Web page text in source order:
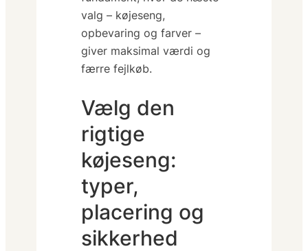
valg – køjeseng,
opbevaring og farver –
giver maksimal værdi og
færre fejlkøb.
Vælg den
rigtige
køjeseng:
typer,
placering og
sikkerhed